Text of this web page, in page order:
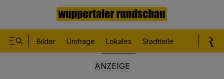
Bilder Umfrage Lokales Stadtteile